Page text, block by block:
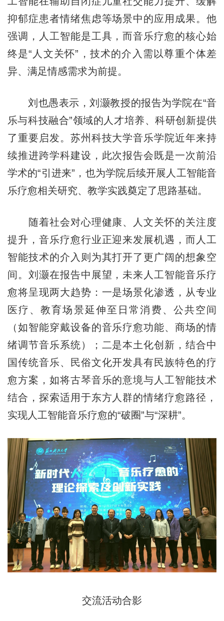
抑郁症患者情绪焦虑等场景中的应用成果。他
强调，人工智能是工具，而音乐疗愈的核心始
终是“人文关怀”，技术的介入需以尊重个体差
异、满足情感需求为前提。
刘也愚表示，刘灏教授的报告为学院在“音
乐与科技融合”领域的人才培养、科研创新提供
了重要启发。苏州科技大学音乐学院近年来持
续推进跨学科建设，此次报告会既是一次前沿
学术的“引进来”，也为学院后续开展人工智能音
乐疗愈相关研究、教学实践奠定了思路基础。
随着社会对心理健康、人文关怀的关注度
提升，音乐疗愈行业正迎来发展机遇，而人工
智能技术的介入则为其打开了更广阔的想象空
间。刘灏在报告中展望，未来人工智能音乐疗
愈将呈现两大趋势：一是场景化渗透，从专业
医疗、教育场景延伸至日常消费、公共空间
（如智能穿戴设备的音乐疗愈功能、商场的情
绪调节音乐系统）；二是本土化创新，结合中
国传统音乐、民俗文化开发具有民族特色的疗
愈方案，如将古琴音乐的意境与人工智能技术
结合，探索适用于东方人群的情绪疗愈路径，
实现人工智能音乐疗愈的“破圈”与“深耕”。
交流活动合影